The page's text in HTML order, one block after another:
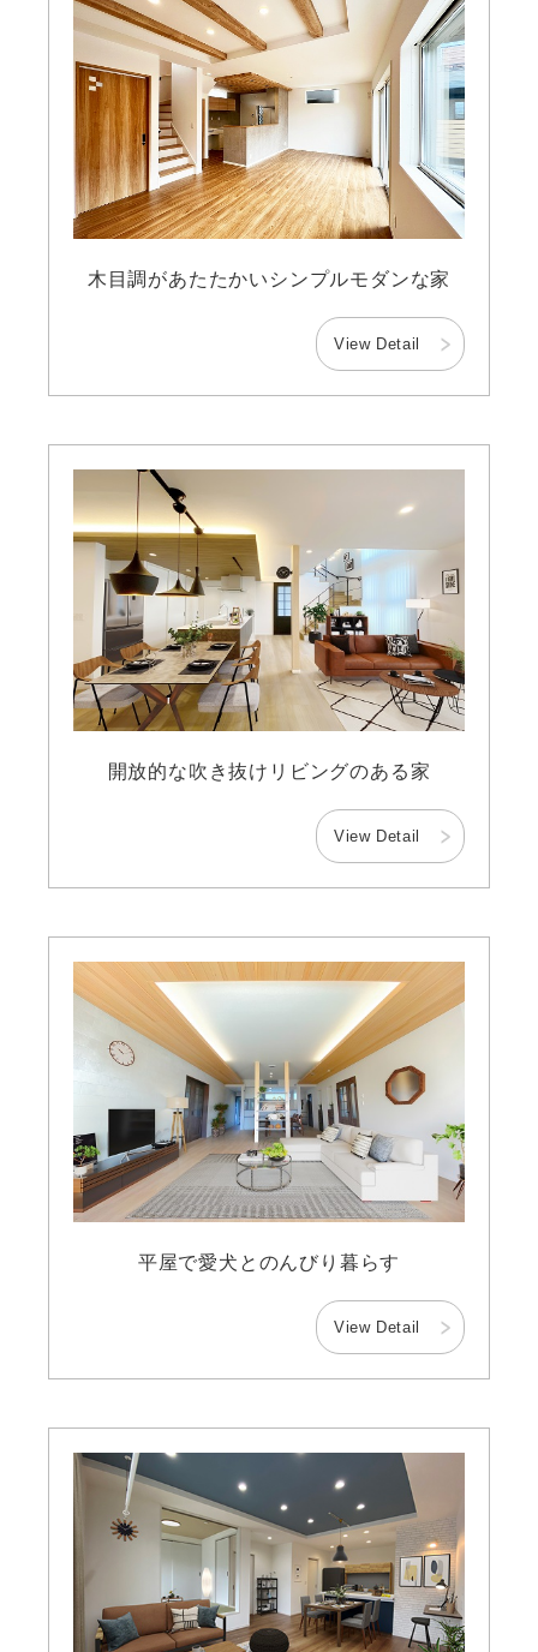
木目調があたたかいシンプルモダンな家
View Detail
開放的な吹き抜けリビングのある家
View Detail
平屋で愛犬とのんびり暮らす
View Detail